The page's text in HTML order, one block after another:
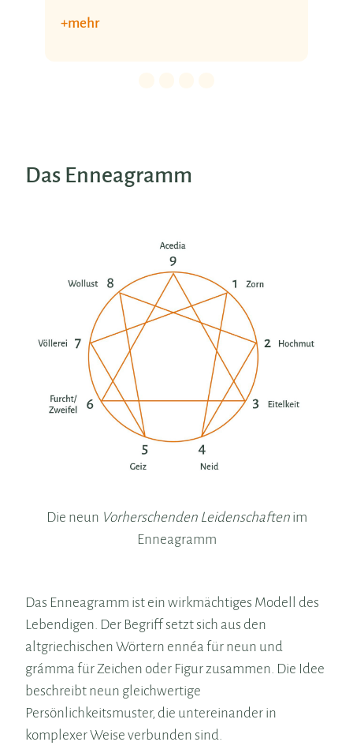
Das Enneagramm
Die neun Vorherschenden Leidenschaftenim
Enneagramm
Das Enneagramm ist ein wirkmächtiges Modell des
Lebendigen. Der Begriff setzt sich aus den
altgriechischen Wörtern ennéa für neun und
grámma für Zeichen oder Figur zusammen. Die Idee
beschreibt neun gleichwertige
Persönlichkeitsmuster, die untereinander in
komplexer Weise verbunden sind.